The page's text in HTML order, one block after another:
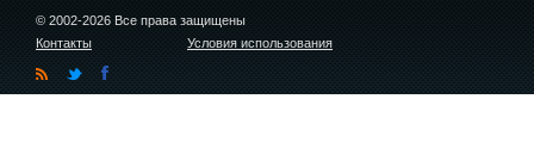
© 2002-2026 Все права защищены
Контакты
Условия использования